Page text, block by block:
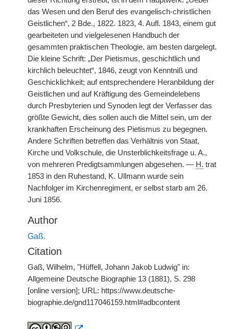
das Wesen und den Beruf des evangelisch-christlichen
Geistlichen“, 2 Bde., 1822. 1823, 4. Aufl. 1843, einem gut
gearbeiteten und vielgelesenen Handbuch der
gesammten praktischen Theologie, am besten dargelegt.
Die kleine Schrift: „Der Pietismus, geschichtlich und
kirchlich beleuchtet“, 1846, zeugt von Kenntniß und
Geschicklichkeit; auf entsprechendere Heranbildung der
Geistlichen und auf Kräftigung des Gemeindelebens
durch Presbyterien und Synoden legt der Verfasser das
größte Gewicht, dies sollen auch die Mittel sein, um der
krankhaften Erscheinung des Pietismus zu begegnen.
Andere Schriften betreffen das Verhältnis von Staat,
Kirche und Volkschule, die Unsterblichkeitsfrage u. A.,
von mehreren Predigtsammlungen abgesehen. — H. trat
1853 in den Ruhestand, K. Ullmann wurde sein
Nachfolger im Kirchenregiment, er selbst starb am 26.
Juni 1856.
Author
Gaß.
Citation
Gaß, Wilhelm, "Hüffell, Johann Jakob Ludwig" in:
Allgemeine Deutsche Biographie 13 (1881), S. 298
[online version]; URL: https://www.deutsche-
biographie.de/gnd117046159.html#adbcontent